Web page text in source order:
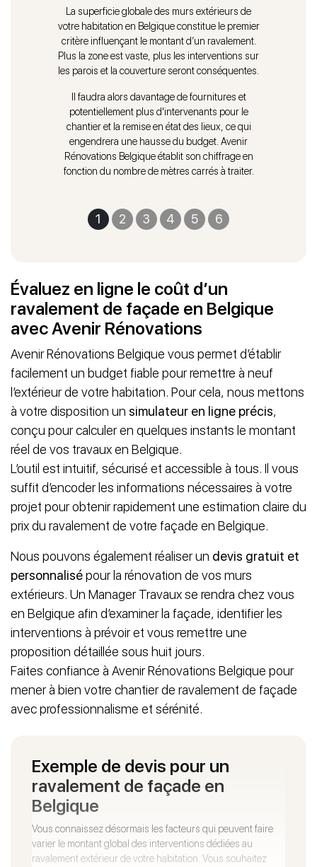
1 2 3 4 5 6
La superficie globale des murs extérieurs de
votre habitation en Belgique constitue le premier
critère influençant le montant d’un ravalement.
Plus la zone est vaste, plus les interventions sur
les parois et la couverture seront conséquentes.
Il faudra alors davantage de fournitures et
potentiellement plus d'intervenants pour le
chantier et la remise en état des lieux, ce qui
engendrera une hausse du budget. Avenir
Rénovations Belgique établit son chiffrage en
fonction du nombre de mètres carrés à traiter.
Évaluez en ligne le coût d’un
ravalement de façade en Belgique
avec Avenir Rénovations
Avenir Rénovations Belgique vous permet d’établir
facilement un budget fiable pour remettre à neuf
l’extérieur de votre habitation. Pour cela, nous mettons
à votre disposition un simulateur en ligne précis,
conçu pour calculer en quelques instants le montant
réel de vos travaux en Belgique.
L’outil est intuitif, sécurisé et accessible à tous. Il vous
suffit d’encoder les informations nécessaires à votre
projet pour obtenir rapidement une estimation claire du
prix du ravalement de votre façade en Belgique.
Nous pouvons également réaliser un devis gratuit et
personnalisépour la rénovation de vos murs
extérieurs. Un Manager Travaux se rendra chez vous
en Belgique afin d’examiner la façade, identifier les
interventions à prévoir et vous remettre une
proposition détaillée sous huit jours.
Faites confiance à Avenir Rénovations Belgique pour
mener à bien votre chantier de ravalement de façade
avec professionnalisme et sérénité.
Exemple de devis pour un
ravalement de façade en
Belgique
Vous connaissez désormais les facteurs qui peuvent faire
varier le montant global des interventions dédiées au
ravalement extérieur de votre habitation. Vous souhaitez